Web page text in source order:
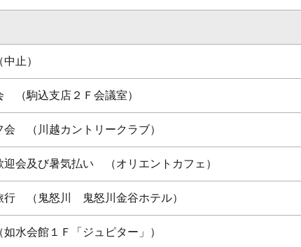
止）
（駒込支店２Ｆ会議室）
会 （川越カントリークラブ）
迎会及び暑気払い （オリエントカフェ）
行 （鬼怒川 鬼怒川金谷ホテル）
水会館１Ｆ「ジュピター」）